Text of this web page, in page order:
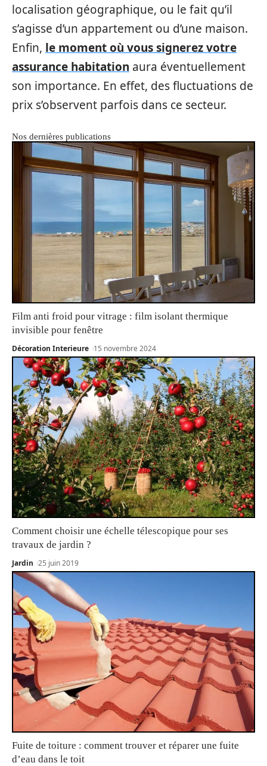
localisation géographique, ou le fait qu’il
s’agisse d’un appartement ou d’une maison.
Enfin, le moment où vous signerez votre
assurance habitation aura éventuellement
son importance. En effet, des fluctuations de
prix s’observent parfois dans ce secteur.
Nos dernières publications
Film anti froid pour vitrage : film isolant thermique
invisible pour fenêtre
Décoration Interieure 15 novembre 2024
Comment choisir une échelle télescopique pour ses
travaux de jardin ?
Jardin 25 juin 2019
Fuite de toiture : comment trouver et réparer une fuite
d’eau dans le toit